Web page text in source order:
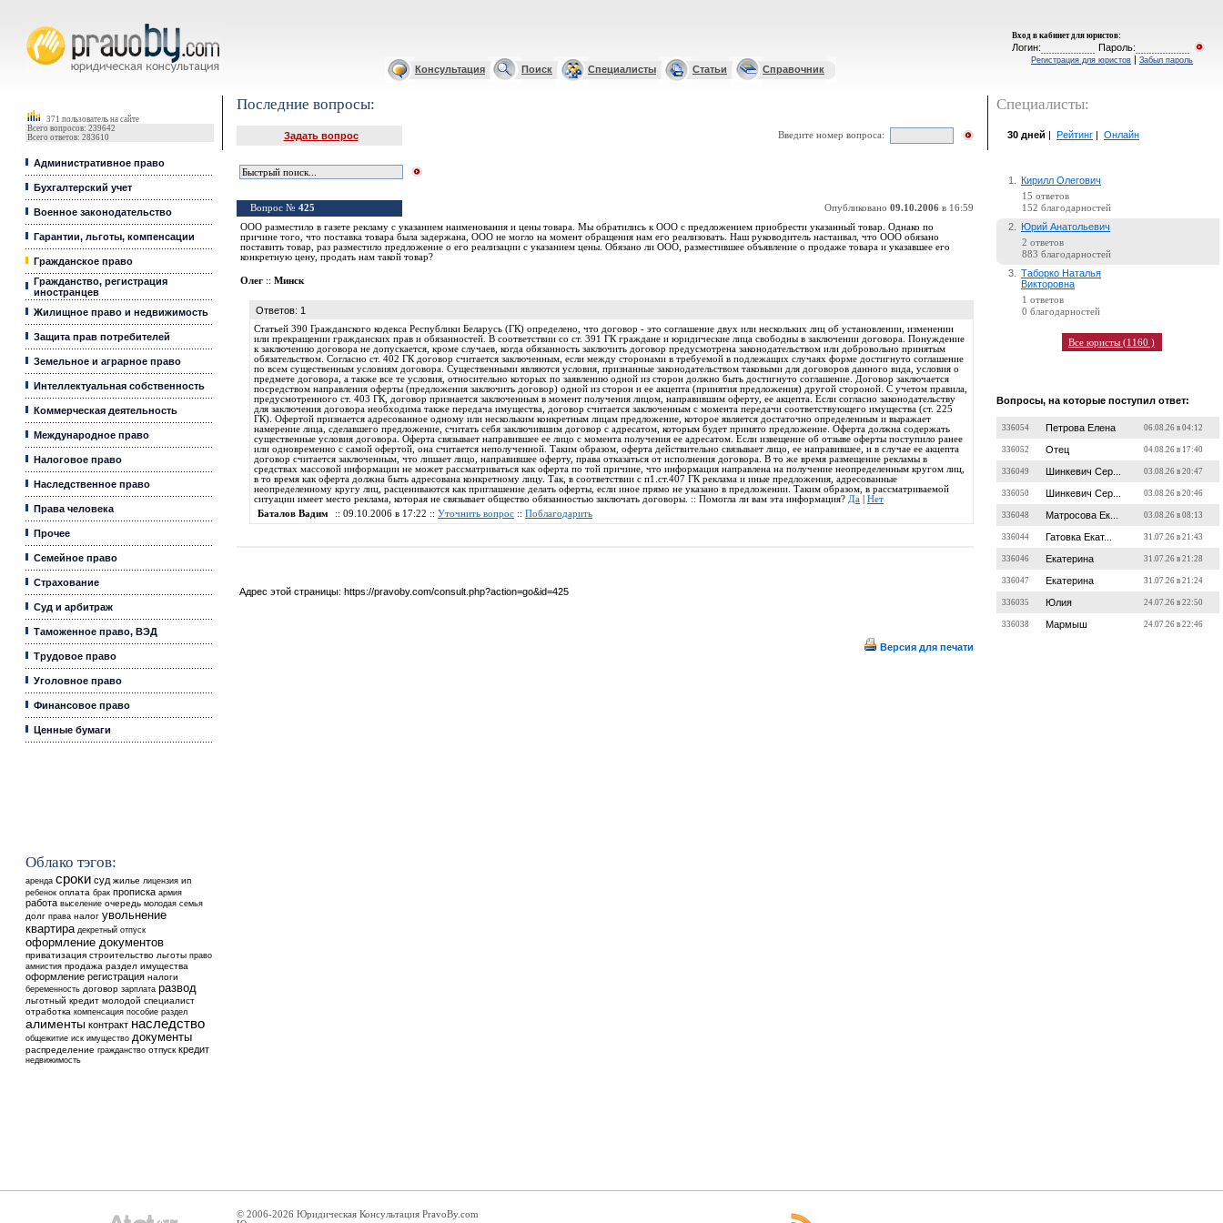
Вход в кабинет для юристов:
Логин: Пароль:
Регистрация для юристов | Забыл пароль
Консультация Поиск Специалисты Статьи Справочник
371 пользователь на сайте
Всего вопросов: 239642
Всего ответов: 283610
Административное право
Бухгалтерский учет
Военное законодательство
Гарантии, льготы, компенсации
Гражданское право
Гражданство, регистрация
иностранцев
Жилищное право и недвижимость
Защита прав потребителей
Земельное и аграрное право
Интеллектуальная собственность
Коммерческая деятельность
Международное право
Налоговое право
Наследственное право
Права человека
Прочее
Семейное право
Страхование
Суд и арбитраж
Таможенное право, ВЭД
Трудовое право
Уголовное право
Финансовое право
Ценные бумаги
Облако тэгов:
аренда сроки суд жилье лицензия ип
ребенок оплата брак прописка армия
работа выселение очередь молодая семья
долг права налог увольнение
квартира декретный отпуск
оформление документов
приватизация строительство льготы право
амнистия продажа раздел имущества
оформление регистрация налоги
беременность договор зарплата развод
льготный кредит молодой специалист
отработка компенсация пособие раздел
алименты контракт наследство
общежитие иск имущество документы
распределение гражданство отпуск кредит
недвижимость
Последние вопросы:
Задать вопрос Введите номер вопроса:
Вопрос № 425 Опубликовано 09.10.2006 в 16:59
ООО разместило в газете рекламу с указанием наименования и цены товара. Мы обратились к ООО с предложением приобрести указанный товар. Однако по
причине того, что поставка товара была задержана, ООО не могло на момент обращения нам его реализовать. Наш руководитель настаивал, что ООО обязано
поставить товар, раз разместило предложение о его реализации с указанием цены. Обязано ли ООО, разместившее объявление о продаже товара и указавшее его
конкретную цену, продать нам такой товар?
Олег :: Минск
Ответов: 1
Статьей 390 Гражданского кодекса Республики Беларусь (ГК) определено, что договор - это соглашение двух или нескольких лиц об установлении, изменении
или прекращении гражданских прав и обязанностей. В соответствии со ст. 391 ГК граждане и юридические лица свободны в заключении договора. Понуждение
к заключению договора не допускается, кроме случаев, когда обязанность заключить договор предусмотрена законодательством или добровольно принятым
обязательством. Согласно ст. 402 ГК договор считается заключенным, если между сторонами в требуемой в подлежащих случаях форме достигнуто соглашение
по всем существенным условиям договора. Существенными являются условия, признанные законодательством таковыми для договоров данного вида, условия о
предмете договора, а также все те условия, относительно которых по заявлению одной из сторон должно быть достигнуто соглашение. Договор заключается
посредством направления оферты (предложения заключить договор) одной из сторон и ее акцепта (принятия предложения) другой стороной. С учетом правила,
предусмотренного ст. 403 ГК, договор признается заключенным в момент получения лицом, направившим оферту, ее акцепта. Если согласно законодательству
для заключения договора необходима также передача имущества, договор считается заключенным с момента передачи соответствующего имущества (ст. 225
ГК). Офертой признается адресованное одному или нескольким конкретным лицам предложение, которое является достаточно определенным и выражает
намерение лица, сделавшего предложение, считать себя заключившим договор с адресатом, которым будет принято предложение. Оферта должна содержать
существенные условия договора. Оферта связывает направившее ее лицо с момента получения ее адресатом. Если извещение об отзыве оферты поступило ранее
или одновременно с самой офертой, она считается неполученной. Таким образом, оферта действительно связывает лицо, ее направившее, и в случае ее акцепта
договор считается заключенным, что лишает лицо, направившее оферту, права отказаться от исполнения договора. В то же время размещение рекламы в
средствах массовой информации не может рассматриваться как оферта по той причине, что информация направлена на получение неопределенным кругом лиц,
в то время как оферта должна быть адресована конкретному лицу. Так, в соответствии с п1.ст.407 ГК реклама и иные предложения, адресованные
неопределенному кругу лиц, расцениваются как приглашение делать оферты, если иное прямо не указано в предложении. Таким образом, в рассматриваемой
ситуации имеет место реклама, которая не связывает общество обязанностью заключать договоры. :: Помогла ли вам эта информация? Да
Нет
Баталов Вадим
:: 09.10.2006 в 17:22 :: Уточнить вопрос :: Поблагодарить
Адрес этой страницы: https://pravoby.com/consult.php?action=go&id=425
Версия для печати
Специалисты:
30 дней Рейтинг Онлайн
1. Кирилл Олегович
15 ответов
152 благодарностей
2. Юрий Анатольевич
2 ответов
883 благодарностей
3.
Таборко Наталья
Викторовна
1 ответов
0 благодарностей
Все юристы (1160 )
Вопросы, на которые поступил ответ:
336054 Петрова Елена 06.08.26 в 04:12
336052 Отец 04.08.26 в 17:40
336049 Шинкевич Сер... 03.08.26 в 20:47
336050 Шинкевич Сер... 03.08.26 в 20:46
336048 Матросова Ек... 03.08.26 в 08:13
336044 Гатовка Екат... 31.07.26 в 21:43
336046 Екатерина 31.07.26 в 21:28
336047 Екатерина 31.07.26 в 21:24
336035 Юлия 24.07.26 в 22:50
336038 Мармыш 24.07.26 в 22:46
© 2006-2026 Юридическая Консультация PravoBy.com